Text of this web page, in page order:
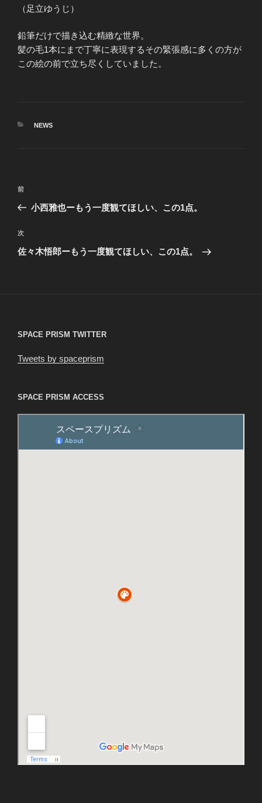
（足立ゆうじ）
鉛筆だけで描き込む精緻な世界。
髪の毛1本にまで丁寧に表現するその緊張感に多くの方が
この絵の前で立ち尽くしていました。
カ
NEWS
投
ビ
ゲ
前
の
稿
前
小西雅也ーもう一度観てほしい、この1点。
次
の
次
佐々木悟郎ーもう一度観てほしい、この1点。
SPACE PRISM TWITTER
Tweets by spaceprism
SPACE PRISM ACCESS